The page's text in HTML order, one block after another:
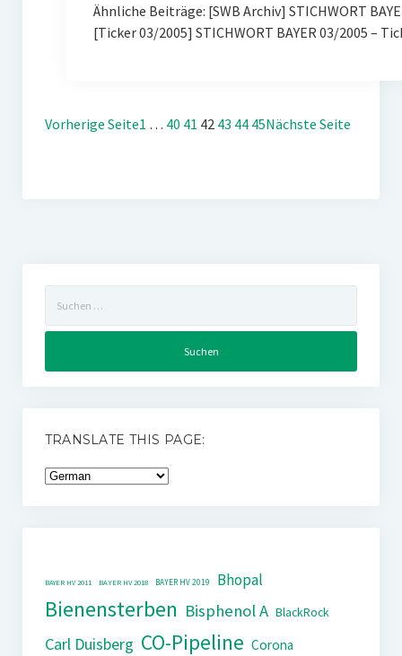
Ähnliche Beiträge: [SWB Archiv] STICHWORT
[Ticker 03/2005] STICHWORT BAYER 03/2005 –
Vorherige Seite1 … 40 41 42 43 44 45Nächste Seite
nach:
TRANSLATE THIS PAGE:
BAYER HV 2011 BAYER HV 2018 BAYER HV 2019 Bhopal
Bienensterben Bisphenol A BlackRock
Carl Duisberg CO-Pipeline Corona